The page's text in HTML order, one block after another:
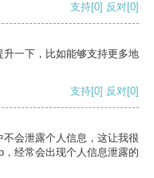
支持[0] 反对[0]
一下，比如能够支持更多地
支持[0] 反对[0]
会泄露个人信息，这让我很
经常会出现个人信息泄露的